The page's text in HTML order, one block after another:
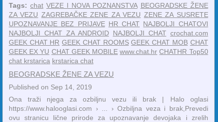
Tags: chat VEZE I NOVA POZNANSTVA BEOGRADSKE ŽENE
ZA VEZU ZAGREBAČKE ZENE ZA VEZU ZENE ZA SUSRETE
UPOZNAVANJE BEZ PRIJAVE HR CHAT NAJBOLJI CHATOVI
NAJBOLJI CHAT ZA ANDROID NAJBOLJI CHAT crochat.com
GEEK CHAT HR GEEK CHAT ROOMS GEEK CHAT MOB CHAT
GEEK EX YU CHAT GEEK MOBILE www.chat.hr CHATHR Top50
chat krstarica krstarica chat
BEOGRADSKE ŽENE ZA VEZU
Published on Sep 14, 2019
Ona traži njega za ozbiljnu vezu ili brak | Halo oglasi
https://www.halooglasi.com › ... › Ozbiljna veza i brak,Prevedi
ovu stranicu lične prirode za upoznavanje devojaka i zrelih